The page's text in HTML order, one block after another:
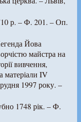
р. – Ф. 201. – Оп.
Йова
майстра на
вивчення,
матеріали IV
1997 року. –
1748 рік. – Ф.